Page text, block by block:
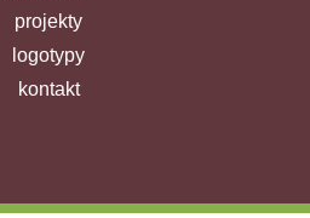
projekty
logotypy
kontakt